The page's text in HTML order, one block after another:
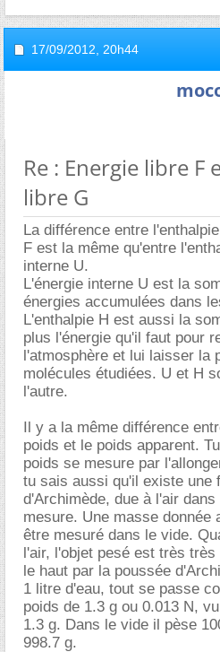
17/09/2012, 20h44
Re : Energie libre F
libre G
La différence entre
F est la même qu'entre
interne U.
L'énergie interne U est la
énergies accumulées dans
L'enthalpie H est aussi la
plus l'énergie qu'il faut pour
l'atmosphère et lui laisser la
molécules étudiées. U et H
l'autre.
Il y a la même différence
poids et le poids apparent.
poids se mesure par
tu sais aussi qu'il existe une
d'Archimède, due à l'air
mesure. Une masse donnée
être mesuré dans le vide.
l'air, l'objet pesé est très
le haut par la poussée
1 litre d'eau, tout se passe
poids de 1.3 g ou 0.013 N,
1.3 g. Dans le vide il pèse
998.7 g.